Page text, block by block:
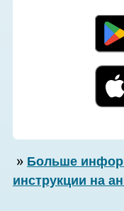
» Больше
инструкции на